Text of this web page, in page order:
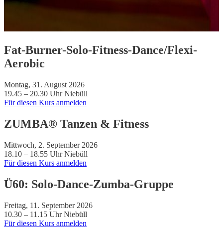
Fat-Burner-Solo-Fitness-Dance/Flexi-
Aerobic
Montag, 31. August 2026
19.45 – 20.30 Uhr Niebüll
Für diesen Kurs anmelden
ZUMBA® Tanzen & Fitness
Mittwoch, 2. September 2026
18.10 – 18.55 Uhr Niebüll
Für diesen Kurs anmelden
Ü60: Solo-Dance-Zumba-Gruppe
Freitag, 11. September 2026
10.30 – 11.15 Uhr Niebüll
Für diesen Kurs anmelden